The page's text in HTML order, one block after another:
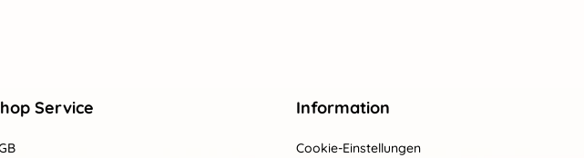
Service Information
Cookie-Einstellungen